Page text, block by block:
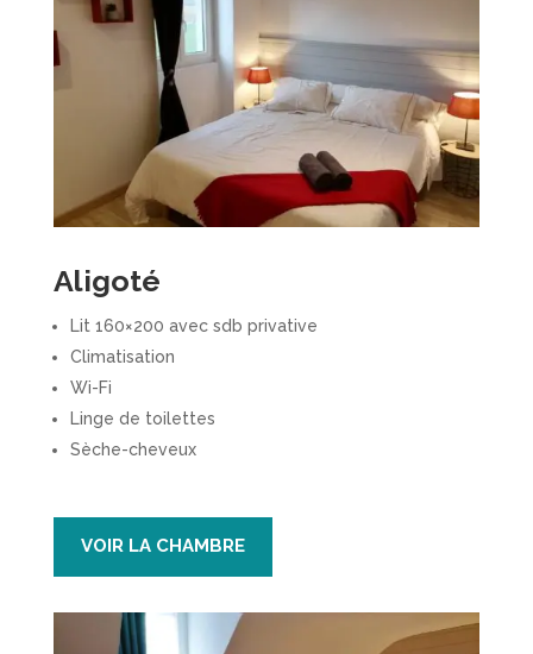
Aligoté
Lit 160×200 avec sdb privative
Climatisation
Wi-Fi
Linge de toilettes
Sèche-cheveux
VOIR LA CHAMBRE